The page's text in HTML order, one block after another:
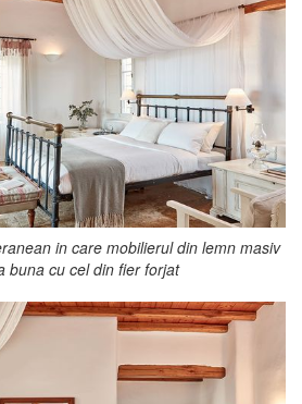
in care mobilierul din lemn masiv
buna cu cel din fier forjat